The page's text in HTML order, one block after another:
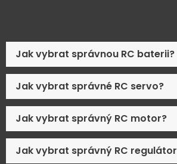
Jak vybrat správnou RC baterii?
Jak vybrat správné RC servo?
Jak vybrat správný RC motor?
Jak vybrat správný RC regulátor